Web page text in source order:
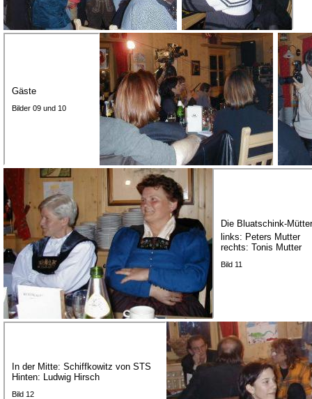
Gäste
Bilder 09 und 10
Die Bluatschink-
links: Peters Mutter
rechts: Tonis Mutter
Bild 11
In der Mitte: Schiffkowitz von STS
Hinten: Ludwig Hirsch
Bild 12